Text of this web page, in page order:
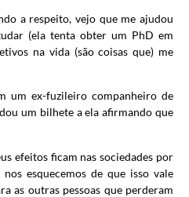
a respeito, vejo que me ajudou
(ela tenta obter um PhD em
na vida (são coisas que) me
um ex-fuzileiro companheiro de
um bilhete a ela afirmando que
efeitos ficam nas sociedades por
esquecemos de que isso vale
as outras pessoas que perderam